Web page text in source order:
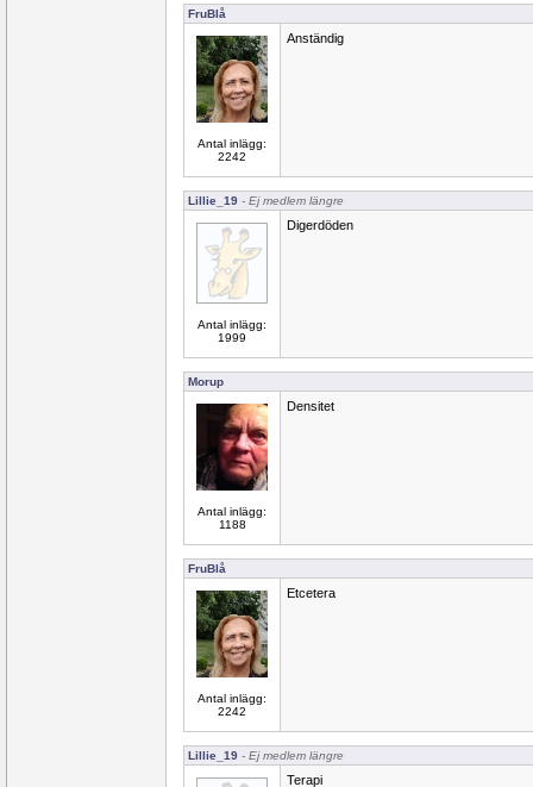
FruBlå
Antal inlägg:
2242
Anständig
Lillie_19 - Ej medlem längre
Antal inlägg:
1999
Digerdöden
Morup
Antal inlägg:
1188
Densitet
FruBlå
Antal inlägg:
2242
Etcetera
Lillie_19 - Ej medlem längre
Terapi